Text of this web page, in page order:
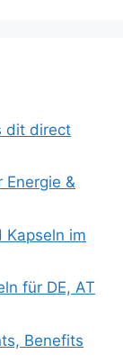
dit direct
Energie &
Kapseln im
für DE, AT
Benefits